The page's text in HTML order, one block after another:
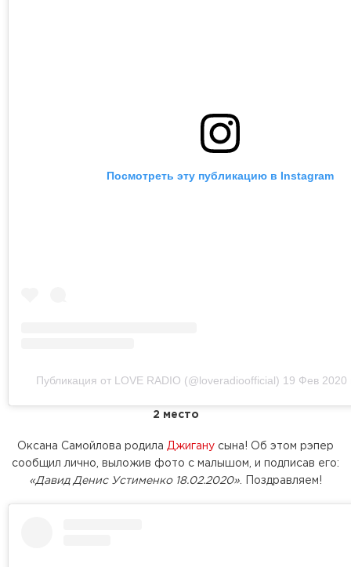
Посмотреть эту публикацию в Instagram
Публикация от LOVE RADIO (@loveradioofficial) 19 Фев 2020
2 место
Оксана Самойлова родила Джигану сына! Об этом рэпер
сообщил лично, выложив фото с малышом, и подписав его:
«Давид Денис Устименко 18.02.2020» . Поздравляем!